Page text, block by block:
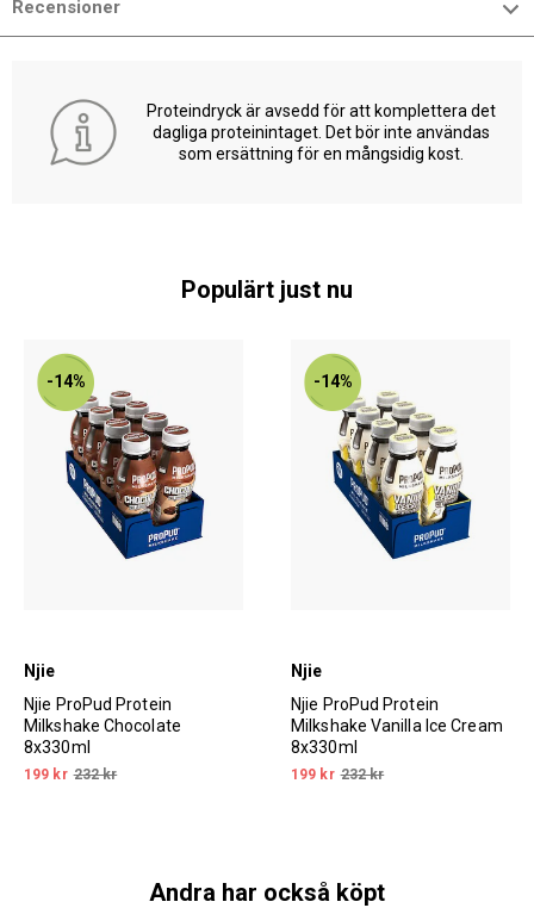
Recensioner
Proteindryck är avsedd för att komplettera det
dagliga proteinintaget. Det bör inte användas
som ersättning för en mångsidig kost.
Populärt just nu
-14%
Njie
Njie ProPud Protein
Milkshake Chocolate
8x330ml
199 kr 232 kr
-14%
Njie
Njie ProPud Protein
Milkshake Vanilla Ice Cream
8x330ml
199 kr 232 kr
Andra har också köpt